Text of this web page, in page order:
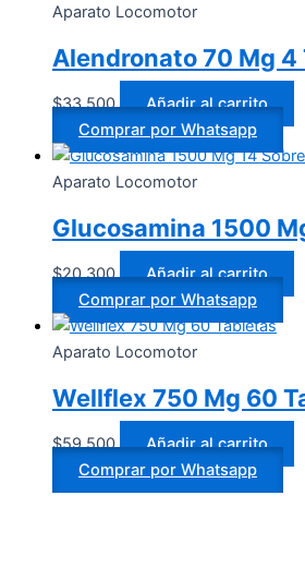
Aparato Locomotor
Alendronato 70 Mg 4
$33.500
Añadir al carrito
Comprar por Whatsapp
Aparato Locomotor
Glucosamina 1500
$20.300
Añadir al carrito
Comprar por Whatsapp
Aparato Locomotor
Wellflex 750 Mg 60
$59.500
Añadir al carrito
Comprar por Whatsapp